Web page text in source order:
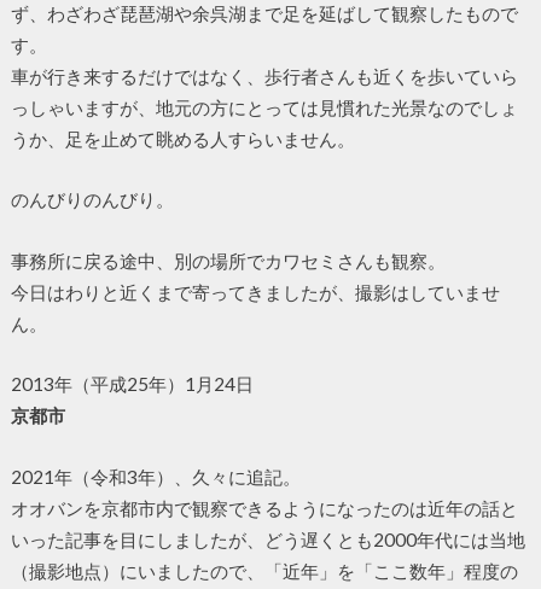
ず、わざわざ琵琶湖や余呉湖まで足を延ばして観察したもので
す。
車が行き来するだけではなく、歩行者さんも近くを歩いていら
っしゃいますが、地元の方にとっては見慣れた光景なのでしょ
うか、足を止めて眺める人すらいません。
のんびりのんびり。
事務所に戻る途中、別の場所でカワセミさんも観察。
今日はわりと近くまで寄ってきましたが、撮影はしていませ
ん。
2013年（平成25年）1月24日
京都市
2021年（令和3年）、久々に追記。
オオバンを京都市内で観察できるようになったのは近年の話と
いった記事を目にしましたが、どう遅くとも2000年代には当地
（撮影地点）にいましたので、「近年」を「ここ数年」程度の